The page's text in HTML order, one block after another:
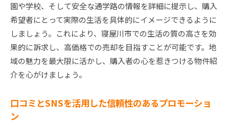
園や学校、そして安全な通学路の情報を詳細に提示し、購入
希望者にとって実際の生活を具体的にイメージできるように
しましょう。これにより、寝屋川市での生活の質の高さを効
果的に訴求し、高価格での売却を目指すことが可能です。地
域の魅力を最大限に活かし、購入者の心を惹きつける物件紹
介を心がけましょう。
口コミとSNSを活用した信頼性のあるプロモーショ
ン